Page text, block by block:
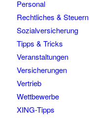
Personal
Rechtliches & Steuern
Sozialversicherung
Tipps & Tricks
Veranstaltungen
Versicherungen
Vertrieb
Wettbewerbe
XING-Tipps